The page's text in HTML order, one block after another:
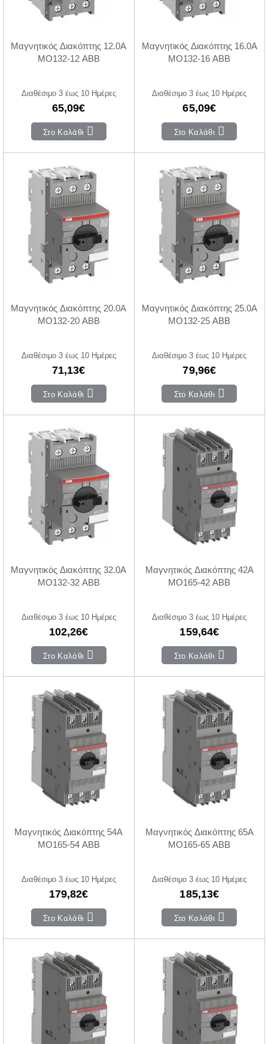
Μαγνητικός Διακόπτης 12.0A
MO132-12 ABB
Διαθέσιμο 3 έως 10 Ημέρες
65,09€
Στο Καλάθι
Μαγνητικός Διακόπτης 16.0A
MO132-16 ABB
Διαθέσιμο 3 έως 10 Ημέρες
65,09€
Στο Καλάθι
Μαγνητικός Διακόπτης 20.0A
MO132-20 ABB
Διαθέσιμο 3 έως 10 Ημέρες
71,13€
Στο Καλάθι
Μαγνητικός Διακόπτης 25.0A
MO132-25 ABB
Διαθέσιμο 3 έως 10 Ημέρες
79,96€
Στο Καλάθι
Μαγνητικός Διακόπτης 32.0A
MO132-32 ABB
Διαθέσιμο 3 έως 10 Ημέρες
102,26€
Στο Καλάθι
Μαγνητικός Διακόπτης 42A
MO165-42 ABB
Διαθέσιμο 3 έως 10 Ημέρες
159,64€
Στο Καλάθι
Μαγνητικός Διακόπτης 54A
MO165-54 ABB
Διαθέσιμο 3 έως 10 Ημέρες
179,82€
Στο Καλάθι
Μαγνητικός Διακόπτης 65A
MO165-65 ABB
Διαθέσιμο 3 έως 10 Ημέρες
185,13€
Στο Καλάθι